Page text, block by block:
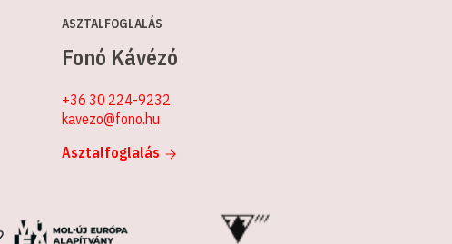
ASZTALFOGLALÁS
Fonó Kávézó
+36 30 224-9232
kavezo@fono.hu
Asztalfoglalás